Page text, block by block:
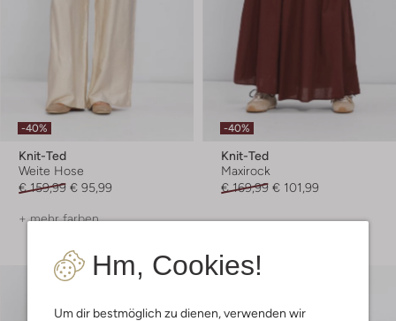
Hm, Cookies!
Um dir bestmöglich zu dienen, verwenden wir
-40%
Knit-Ted
Weite Hose
€ 159,99 € 95,99
+ mehr farben
-40%
Knit-Ted
Maxirock
€ 169,99 € 101,99